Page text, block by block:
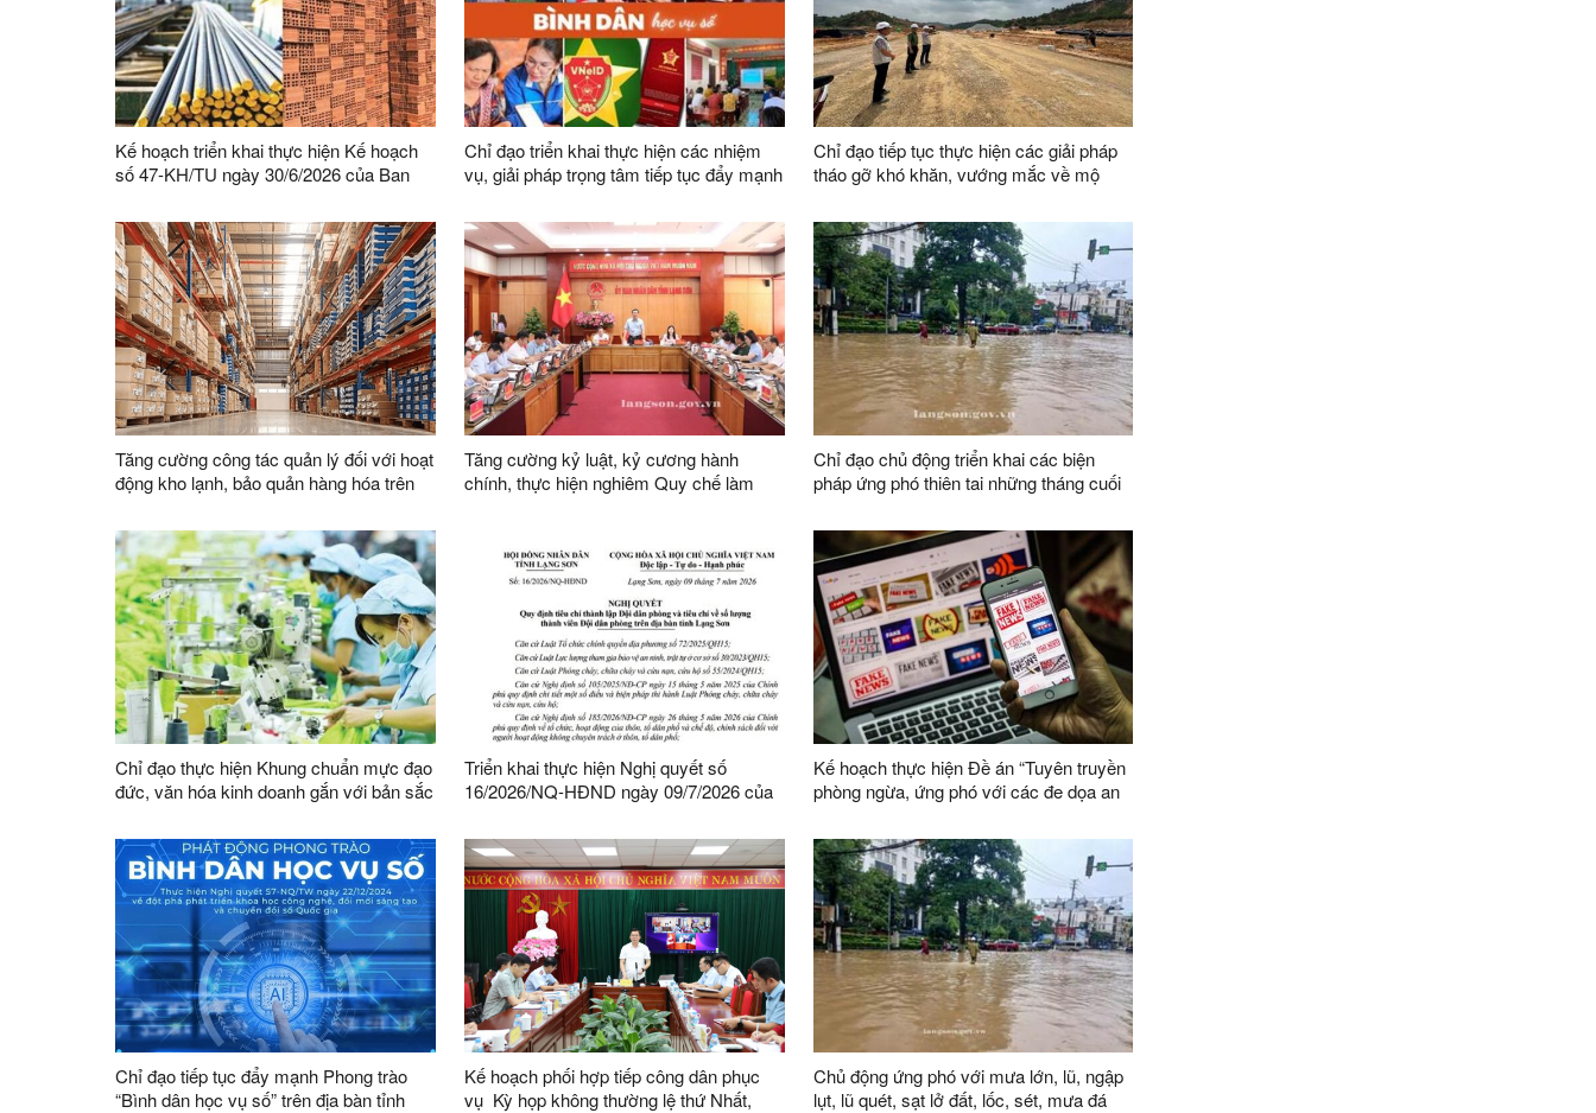
Kế hoạch triển khai thực hiện Kế hoạch
số 47-KH/TU ngày 30/6/2026 của Ban
03-CT/TW ngày 03/02/2026 của Ban Bí
thư về tăng cường sự lãnh đạo của Đảng
đối với công tác quản lý, phát triển vật
liệu xây dựng trong giai đoạn mới
Chỉ đạo triển khai thực hiện các nhiệm
vụ, giải pháp trọng tâm tiếp tục đẩy mạnh
bàn tỉnh
Chỉ đạo tiếp tục thực hiện các giải pháp
tháo gỡ khó khăn, vướng mắc về mộ
dự án trên địa bàn tỉnh
Tăng cường công tác quản lý đối với hoạt
động kho lạnh, bảo quản hàng hóa trên
Tăng cường kỷ luật, kỷ cương hành
chính, thực hiện nghiêm Quy chế làm
Chỉ đạo chủ động triển khai các biện
pháp ứng phó thiên tai những tháng cuối
Chỉ đạo thực hiện Khung chuẩn mực đạo
đức, văn hóa kinh doanh gắn với bản sắc
hóa kinh doanh thế giới
Triển khai thực hiện Nghị quyết số
16/2026/NQ-HĐND ngày 09/7/2026 của
Đội dân phòng và tiêu chí về số lượng
thành viên Đội dân phòng trên địa bàn
tỉnh
Kế hoạch thực hiện Đề án “Tuyên truyền
phòng ngừa, ứng phó với các đe dọa an
nhìn đến năm 2045”
Chỉ đạo tiếp tục đẩy mạnh Phong trào
“Bình dân học vụ số” trên địa bàn tỉnh
Kế hoạch phối hợp tiếp công dân phục
vụ Kỳ họp không thường lệ thứ Nhất,
Chủ động ứng phó với mưa lớn, lũ, ngập
lụt, lũ quét, sạt lở đất, lốc, sét, mưa đá